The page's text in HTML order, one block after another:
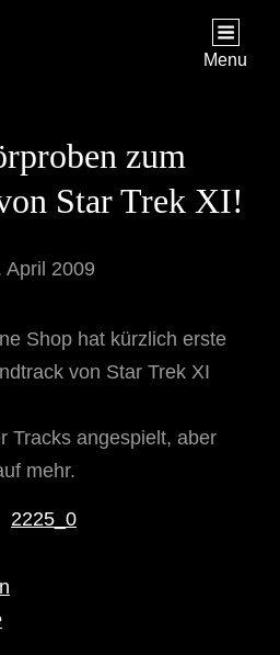
Menu
zum
Star Trek XI!
April 2009
Shop hat kürzlich erste
von Star Trek XI
Tracks angespielt, aber
mehr.